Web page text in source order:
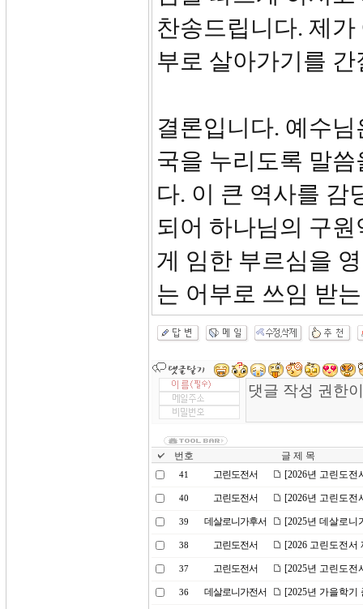
찬송드립니다. 제
부로 살아가기를
결론입니다. 예수
국을 누리도록 말
다. 이 큰 역사를 감
되어 하나님의 구
게 임한 부르심을
는 어부로 쓰임 받
번호 글 제 목
41 고린도전서 [2026년 고린도전
40 고린도전서 [2026년 고린도전
39 데살로니가후서 [2025년 데살로니
38 고린도전서 [2026 고린도전서
37 고린도전서 [2025년 고린도전
36 데살로니가전서 [2025년 가을학기